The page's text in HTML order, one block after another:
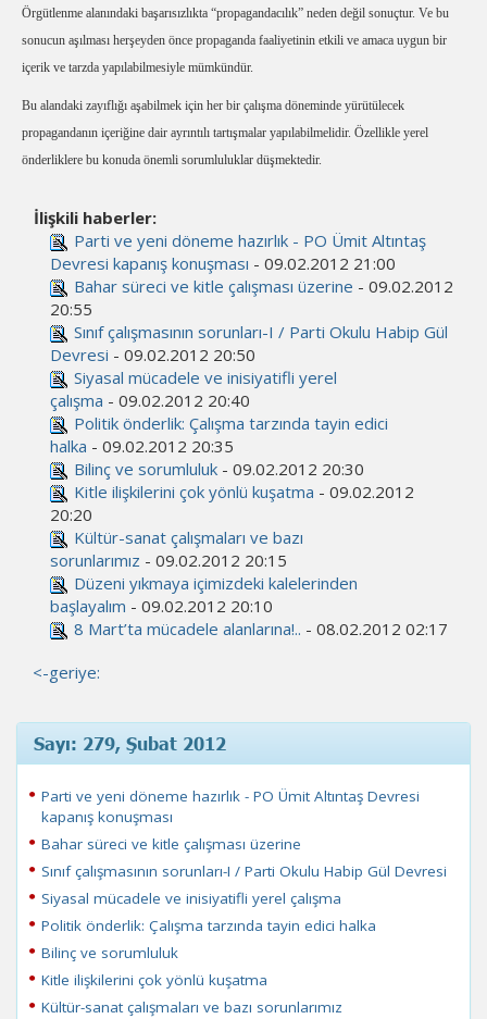
Örgütlenme alanındaki başarısızlıkta “propagandacılık” neden değil sonuçtur. Ve bu
sonucun aşılması herşeyden önce propaganda faaliyetinin etkili ve amaca uygun bir
içerik ve tarzda yapılabilmesiyle mümkündür.
Bu alandaki zayıflığı aşabilmek için her bir çalışma döneminde yürütülecek
propagandanın içeriğine dair ayrıntılı tartışmalar yapılabilmelidir. Özellikle yerel
önderliklere bu konuda önemli sorumluluklar düşmektedir.
İlişkili haberler:
Parti ve yeni döneme hazırlık - PO Ümit Altıntaş
Devresi kapanış konuşması - 09.02.2012 21:00
Bahar süreci ve kitle çalışması üzerine - 09.02.2012
20:55
Sınıf çalışmasının sorunları-I / Parti Okulu Habip Gül
Devresi - 09.02.2012 20:50
Siyasal mücadele ve inisiyatifli yerel
çalışma - 09.02.2012 20:40
Politik önderlik: Çalışma tarzında tayin edici
halka - 09.02.2012 20:35
Bilinç ve sorumluluk - 09.02.2012 20:30
Kitle ilişkilerini çok yönlü kuşatma - 09.02.2012
20:20
Kültür-sanat çalışmaları ve bazı
sorunlarımız - 09.02.2012 20:15
Düzeni yıkmaya içimizdeki kalelerinden
başlayalım - 09.02.2012 20:10
8 Mart’ta mücadele alanlarına!.. - 08.02.2012 02:17
<-geriye:
Sayı: 279, Şubat 2012
Parti ve yeni döneme hazırlık - PO Ümit Altıntaş Devresi
kapanış konuşması
Bahar süreci ve kitle çalışması üzerine
Sınıf çalışmasının sorunları-I / Parti Okulu Habip Gül Devresi
Siyasal mücadele ve inisiyatifli yerel çalışma
Politik önderlik: Çalışma tarzında tayin edici halka
Bilinç ve sorumluluk
Kitle ilişkilerini çok yönlü kuşatma
Kültür-sanat çalışmaları ve bazı sorunlarımız